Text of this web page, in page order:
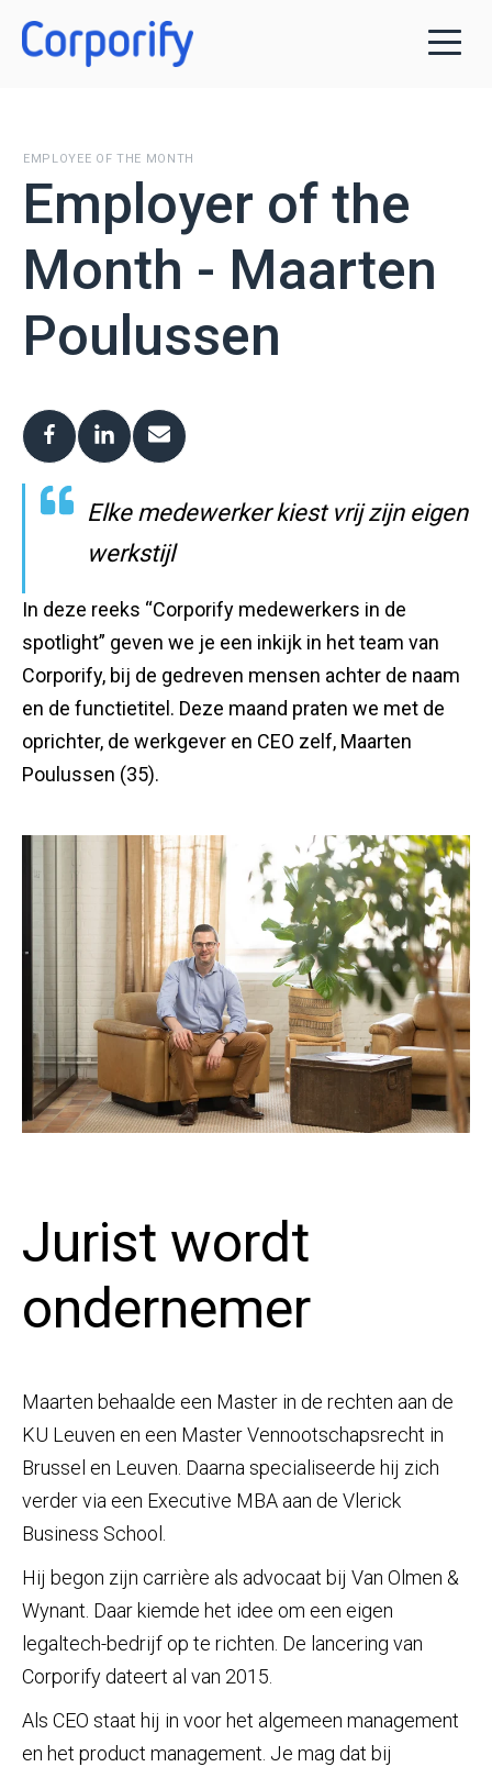
EMPLOYEE OF THE MONTH
Employer of the
Month - Maarten
Poulussen
Elke medewerker kiest vrij zijn eigen
werkstijl
In deze reeks “Corporify medewerkers in de
spotlight” geven we je een inkijk in het team van
Corporify, bij de gedreven mensen achter de naam
en de functietitel. Deze maand praten we met de
oprichter, de werkgever en CEO zelf, Maarten
Poulussen (35).
Jurist wordt
ondernemer
Maarten behaalde een Master in de rechten aan de
KU Leuven en een Master Vennootschapsrecht in
Brussel en Leuven. Daarna specialiseerde hij zich
verder via een Executive MBA aan de Vlerick
Business School.
Hij begon zijn carrière als advocaat bij Van Olmen &
Wynant. Daar kiemde het idee om een eigen
legaltech-bedrijf op te richten. De lancering van
Corporify dateert al van 2015.
Als CEO staat hij in voor het algemeen management
en het product management. Je mag dat bij